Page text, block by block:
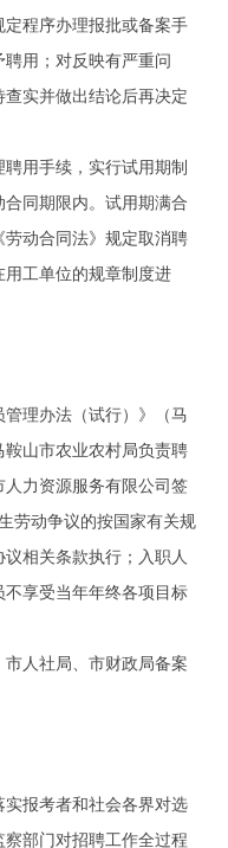
程序办理报批或备案手
用；对反映有严重问
实并做出结论后再决定
用手续，实行试用期制
同期限内。试用期满合
动合同法》规定取消聘
用工单位的规章制度进
理办法（试行）》（马
鞍山市农业农村局负责聘
力资源服务有限公司签
劳动争议的按国家有关规
相关条款执行；入职人
享受当年年终各项目标
人社局、市财政局备案
报考者和社会各界对选
部门对招聘工作全过程